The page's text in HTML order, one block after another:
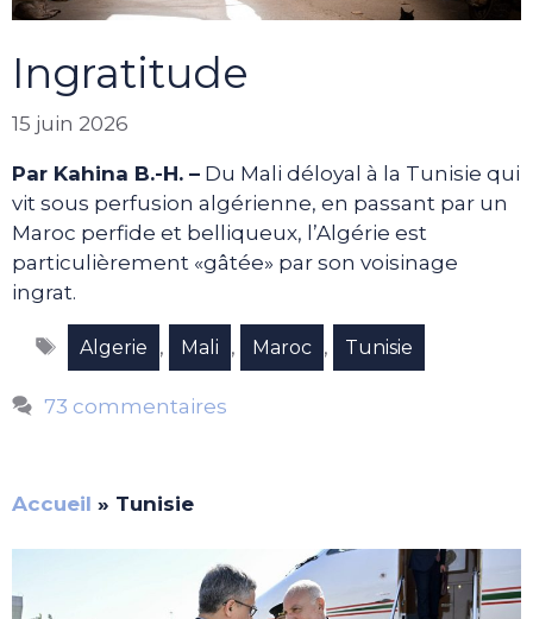
Ingratitude
15 juin 2026
Par Kahina B.-H. – Du Mali déloyal à la Tunisie qui
vit sous perfusion algérienne, en passant par un
Maroc perfide et belliqueux, l’Algérie est
particulièrement «gâtée» par son voisinage
ingrat.
Étiquettes
Algerie , Mali , Maroc , Tunisie
73 commentaires
Accueil » Tunisie